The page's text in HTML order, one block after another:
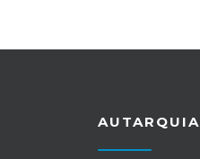
AUTARQUIA